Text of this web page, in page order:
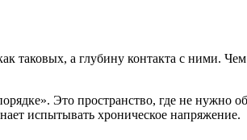
таковых, а глубину контакта с ними.
Это пространство, где не нужно
испытывать хроническое напряжение.